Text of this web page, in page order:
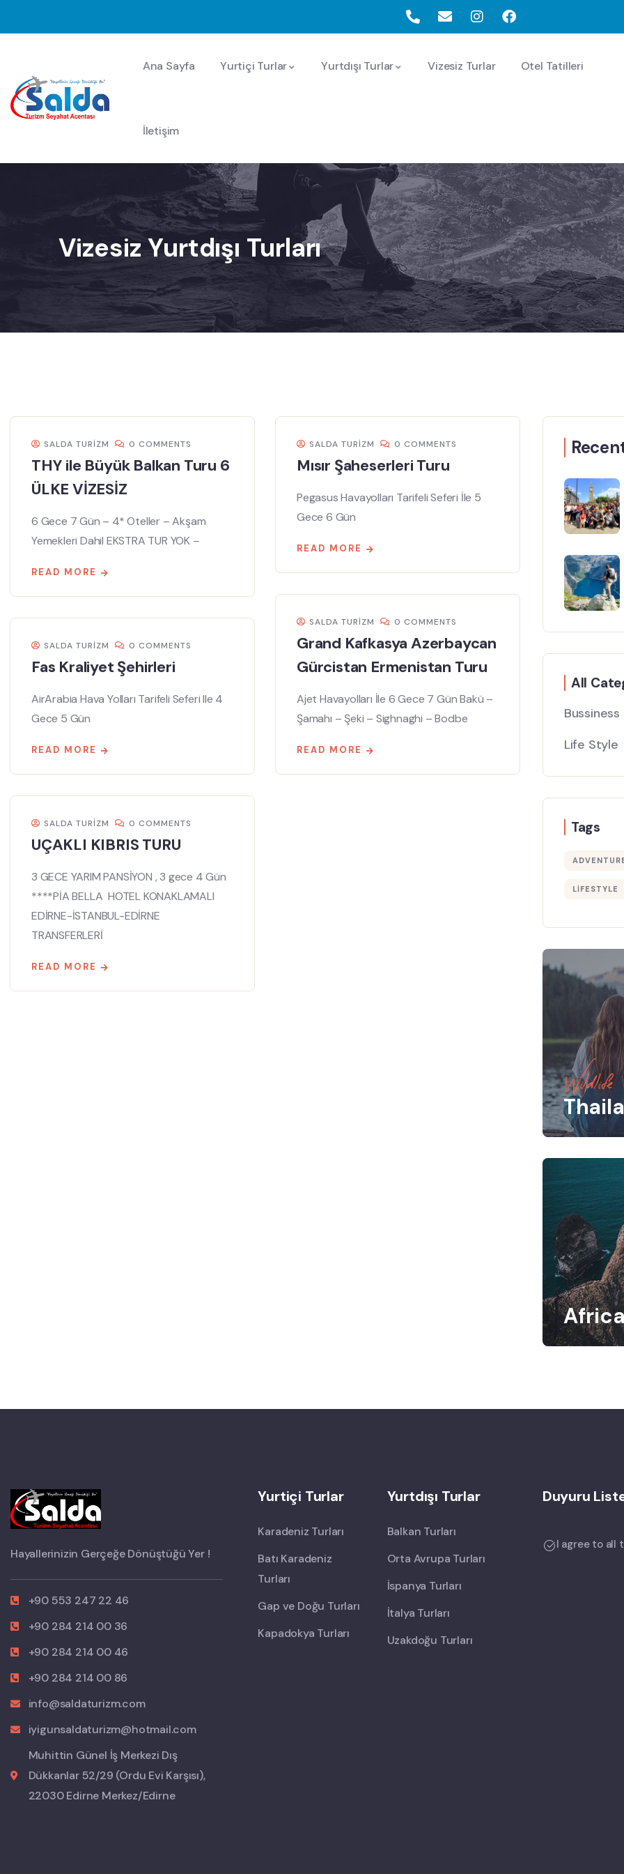
Ana Sayfa Yurtiçi Turlar Yurtdışı Turlar Vizesiz Turlar Otel Tatilleri
İletişim
Vizesiz Yurtdışı Turları
SALDA TURIZM 0 COMMENTS
THY ile Büyük Balkan Turu 6
ÜLKE VİZESİZ
6 Gece 7 Gün – 4* Oteller – Akşam
Yemekleri Dahil EKSTRA TUR YOK –
READ MORE
SALDA TURIZM 0 COMMENTS
Mısır Şaheserleri Turu
Pegasus Havayolları Tarifeli Seferi İle 5
Gece 6 Gün
READ MORE
SALDA TURIZM 0 COMMENTS
Grand Kafkasya Azerbaycan
Gürcistan Ermenistan Turu
Ajet Havayolları İle 6 Gece 7 Gün Bakü –
Şamahı – Şeki – Sighnaghi – Bodbe
READ MORE
SALDA TURIZM 0 COMMENTS
Fas Kraliyet Şehirleri
AirArabia Hava Yolları Tarifeli Seferi Ile 4
Gece 5 Gün
READ MORE
SALDA TURIZM 0 COMMENTS
UÇAKLI KIBRIS TURU
3 GECE YARIM PANSİYON , 3 gece 4 Gün
****PİA BELLA HOTEL KONAKLAMALI
EDİRNE-İSTANBUL-EDİRNE
TRANSFERLERİ
READ MORE
All
Bussiness
Life Style
Tags
LIFESTYLE
Wildlife
Hayallerinizin Gerçeğe Dönüştüğü Yer !
+90 553 247 22 46
+90 284 214 00 36
+90 284 214 00 46
+90 284 214 00 86
info@saldaturizm.com
iyigunsaldaturizm@hotmail.com
Muhittin Günel İş Merkezi Dış
Dükkanlar 52/29 (Ordu Evi Karşısı),
22030 Edirne Merkez/Edirne
Yurtiçi Turlar
Karadeniz Turları
Batı Karadeniz
Turları
Gap ve Doğu Turları
Kapadokya Turları
Yurtdışı Turlar
Balkan Turları
Orta Avrupa Turları
İspanya Turları
İtalya Turları
Uzakdoğu Turları
Duyuru
I agree to all